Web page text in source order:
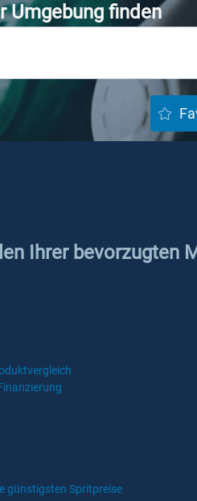
Umgebung finden
Ihrer bevorzugten
günstigsten Spritpreise